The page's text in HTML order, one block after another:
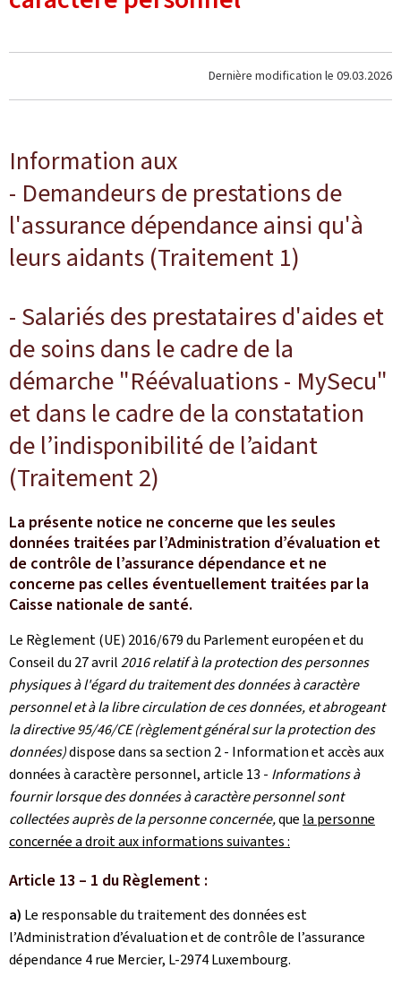
Dernière modification le 09.03.2026
Information aux
- Demandeurs de prestations de
l'assurance dépendance ainsi qu'à
leurs aidants (Traitement 1)
- Salariés des prestataires d'aides et
de soins dans le cadre de la
démarche "Réévaluations - MySecu"
et dans le cadre de la constatation
de l’indisponibilité de l’aidant
(Traitement 2)
La présente notice ne concerne que les seules
données traitées par l’Administration d’évaluation et
de contrôle de l’assurance dépendance et ne
concerne pas celles éventuellement traitées par la
Caisse nationale de santé.
Le Règlement (UE) 2016/679 du Parlement européen et du
Conseil du 27 avril2016 relatif à la protection des personnes
physiques à l'égard du traitement des données à caractère
personnel et à la libre circulation de ces données, et abrogeant
la directive 95/46/CE (règlement général sur la protection des
données)dispose dans sa section 2 - Information et accès aux
données à caractère personnel, article 13 - Informations à
fournir lorsque des données à caractère personnel sont
collectées auprès de la personne concernée,que la personne
concernée a droit aux informations suivantes :
Article 13 – 1 du Règlement :
a) Le responsable du traitement des données est
l’Administration d’évaluation et de contrôle de l’assurance
dépendance 4 rue Mercier, L-2974 Luxembourg.